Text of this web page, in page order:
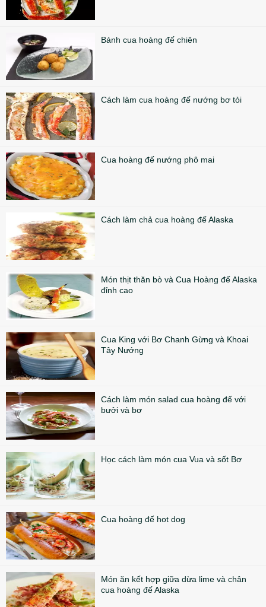
Bánh cua hoàng đế chiên
Cách làm cua hoàng đế nướng bơ tỏi
Cua hoàng đế nướng phô mai
Cách làm chả cua hoàng đế Alaska
Món thịt thăn bò và Cua Hoàng đế Alaska
đỉnh cao
Cua King với Bơ Chanh Gừng và Khoai
Tây Nướng
Cách làm món salad cua hoàng đế với
bưởi và bơ
Học cách làm món cua Vua và sốt Bơ
Cua hoàng đế hot dog
Món ăn kết hợp giữa dừa lime và chân
cua hoàng đế Alaska